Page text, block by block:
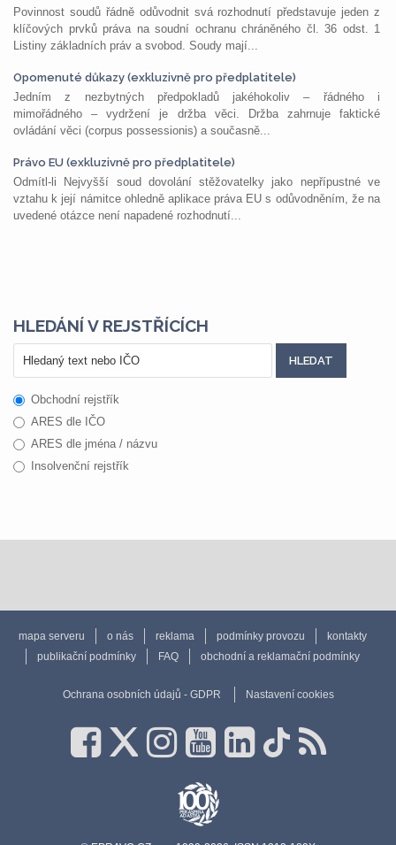
Povinnost soudů řádně odůvodnit svá rozhodnutí představuje jeden z
klíčových prvků práva na soudní ochranu chráněného čl. 36 odst. 1
Listiny základních práv a svobod. Soudy mají...
Opomenuté důkazy (exkluzivně pro předplatitele)
Jedním z nezbytných předpokladů jakéhokoliv – řádného i
mimořádného – vydržení je držba věci. Držba zahrnuje faktické
ovládání věci (corpus possessionis) a současně...
Právo EU (exkluzivně pro předplatitele)
Odmítl-li Nejvyšší soud dovolání stěžovatelky jako nepřípustné ve
vztahu k její námitce ohledně aplikace práva EU s odůvodněním, že na
uvedené otázce není napadené rozhodnutí...
HLEDÁNÍ V REJSTŘÍCÍCH
Obchodní rejstřík
ARES dle IČO
ARES dle jména / názvu
Insolvenční rejstřík
mapa serveru o nás reklama podmínky provozu
kontakty
publikační podmínky
FAQ obchodní a reklamační podmínky
Ochrana osobních údajů - GDPR Nastavení cookies